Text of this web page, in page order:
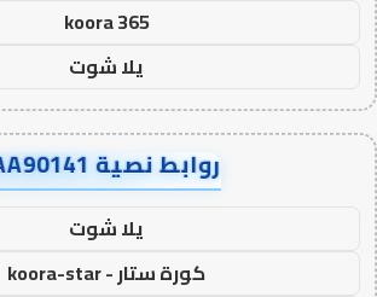
koora 365
يلا شوت
روابط نصية AA90141
يلا شوت
كورة ستار - koora-star